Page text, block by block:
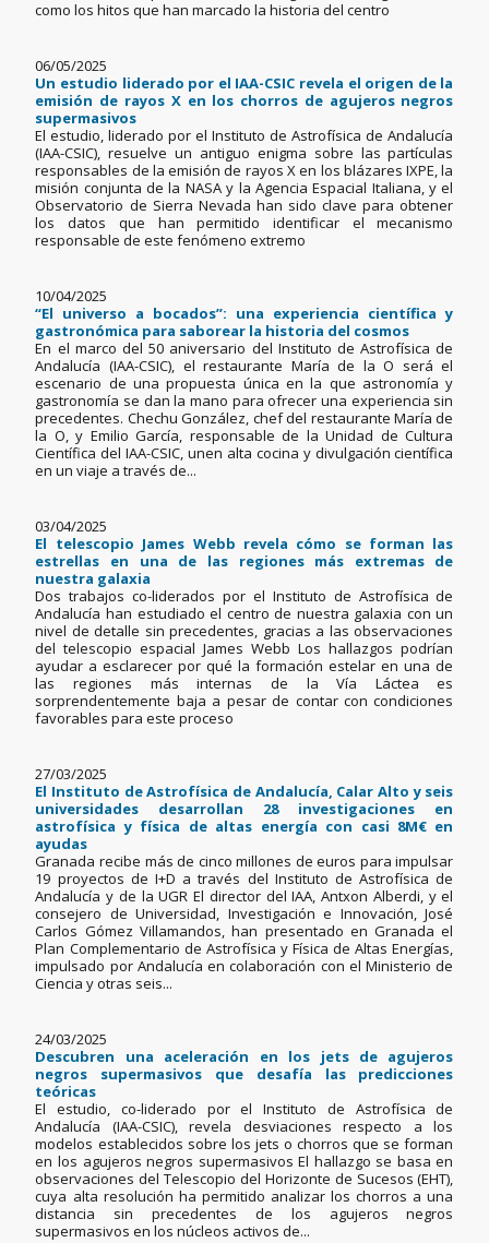
como los hitos que han marcado la historia del centro
06/05/2025
Un estudio liderado por el IAA-CSIC revela el origen de la
emisión de rayos X en los chorros de agujeros negros
supermasivos
El estudio, liderado por el Instituto de Astrofísica de Andalucía
(IAA-CSIC), resuelve un antiguo enigma sobre las partículas
responsables de la emisión de rayos X en los blázares IXPE, la
misión conjunta de la NASA y la Agencia Espacial Italiana, y el
Observatorio de Sierra Nevada han sido clave para obtener
los datos que han permitido identificar el mecanismo
responsable de este fenómeno extremo
10/04/2025
“El universo a bocados”: una experiencia científica y
gastronómica para saborear la historia del cosmos
En el marco del 50 aniversario del Instituto de Astrofísica de
Andalucía (IAA-CSIC), el restaurante María de la O será el
escenario de una propuesta única en la que astronomía y
gastronomía se dan la mano para ofrecer una experiencia sin
precedentes. Chechu González, chef del restaurante María de
la O, y Emilio García, responsable de la Unidad de Cultura
Científica del IAA-CSIC, unen alta cocina y divulgación científica
en un viaje a través de...
03/04/2025
El telescopio James Webb revela cómo se forman las
estrellas en una de las regiones más extremas de
nuestra galaxia
Dos trabajos co-liderados por el Instituto de Astrofísica de
Andalucía han estudiado el centro de nuestra galaxia con un
nivel de detalle sin precedentes, gracias a las observaciones
del telescopio espacial James Webb Los hallazgos podrían
ayudar a esclarecer por qué la formación estelar en una de
las regiones más internas de la Vía Láctea es
sorprendentemente baja a pesar de contar con condiciones
favorables para este proceso
27/03/2025
El Instituto de Astrofísica de Andalucía, Calar Alto y seis
universidades desarrollan 28 investigaciones en
astrofísica y física de altas energía con casi 8M€ en
ayudas
Granada recibe más de cinco millones de euros para impulsar
19 proyectos de I+D a través del Instituto de Astrofísica de
Andalucía y de la UGR El director del IAA, Antxon Alberdi, y el
consejero de Universidad, Investigación e Innovación, José
Carlos Gómez Villamandos, han presentado en Granada el
Plan Complementario de Astrofísica y Física de Altas Energías,
impulsado por Andalucía en colaboración con el Ministerio de
Ciencia y otras seis...
24/03/2025
Descubren una aceleración en los jets de agujeros
negros supermasivos que desafía las predicciones
teóricas
El estudio, co-liderado por el Instituto de Astrofísica de
Andalucía (IAA-CSIC), revela desviaciones respecto a los
modelos establecidos sobre los jets o chorros que se forman
en los agujeros negros supermasivos El hallazgo se basa en
observaciones del Telescopio del Horizonte de Sucesos (EHT),
cuya alta resolución ha permitido analizar los chorros a una
distancia sin precedentes de los agujeros negros
supermasivos en los núcleos activos de...